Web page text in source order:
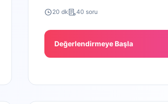
20 dk 40 soru
Değerlendirmeye Başla